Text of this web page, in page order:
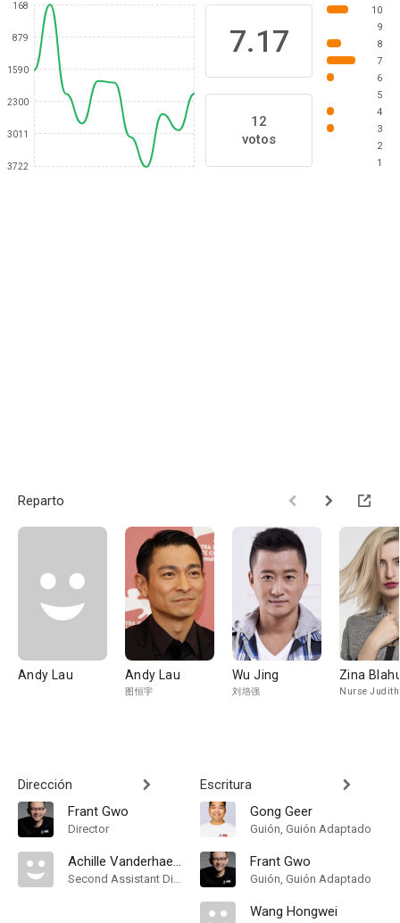
168
879
1590
2300
3011
3722
7.17
12
votos
10
9
8
7
6
5
4
3
2
1
Reparto
Andy Lau Andy Lau
图恒宇
Wu Jing
刘培强
Zina
Nurse
Dirección
Frant Gwo
Director
Achille Vanderhaeghen
Second Assistant Director
Escritura
Gong Geer
Guión, Guión Adaptado
Frant Gwo
Guión, Guión Adaptado
Wang Hongwei